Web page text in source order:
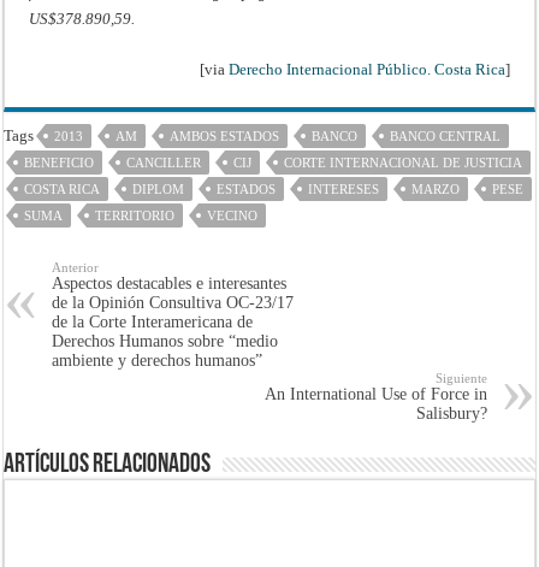
US$378.890,59.
[via Derecho Internacional Público. Costa Rica]
Tags 2013 AM AMBOS ESTADOS BANCO
BANCO CENTRAL
BENEFICIO
CANCILLER CIJ
CORTE INTERNACIONAL DE JUSTICIA
COSTA RICA
DIPLOM ESTADOS INTERESES MARZO
PESE
SUMA
TERRITORIO VECINO
Anterior
Aspectos destacables e interesantes
de la Opinión Consultiva OC-23/17
de la Corte Interamericana de
Derechos Humanos sobre “medio
ambiente y derechos humanos”
Siguiente
An International Use of Force in
Salisbury?
Artículos Relacionados